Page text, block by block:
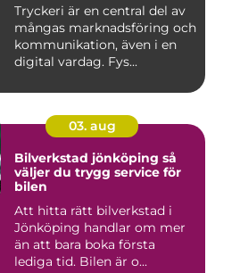
Tryckeri är en central del av
mångas marknadsföring och
kommunikation, även i en
digital vardag. Fys...
03. aug
Bilverkstad jönköping så
väljer du trygg service för
bilen
Att hitta rätt bilverkstad i
Jönköping handlar om mer
än att bara boka första
lediga tid. Bilen är o...